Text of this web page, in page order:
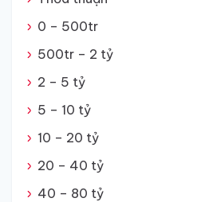
0 – 500tr
500tr – 2 tỷ
2 – 5 tỷ
5 – 10 tỷ
10 – 20 tỷ
20 – 40 tỷ
40 – 80 tỷ